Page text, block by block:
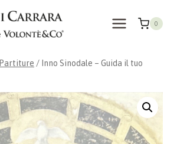
0
Partiture / Inno Sinodale – Guida il tuo